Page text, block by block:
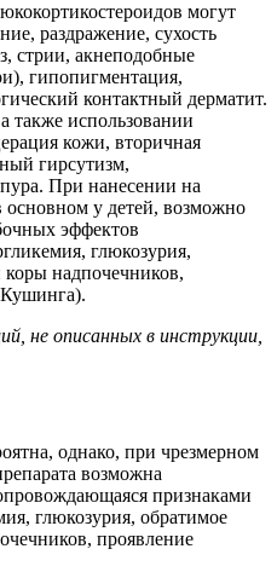
могут
раздражение, сухость
стрии, акнеподобные
гипопигментация,
контактный дерматит.
также использовании
кожи, вторичная
гирсутизм,
При нанесении на
у детей, возможно
эффектов
глюкозурия,
надпочечников,
не описанных в инструкции,
однако, при чрезмерном
возможна
признаками
глюкозурия, обратимое
проявление